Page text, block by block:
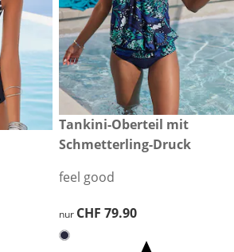
CHF 79.90
Tankini-Oberteil mit
Schmetterling-Druck
feel good
CHF 79.90
nur CHF 79.90